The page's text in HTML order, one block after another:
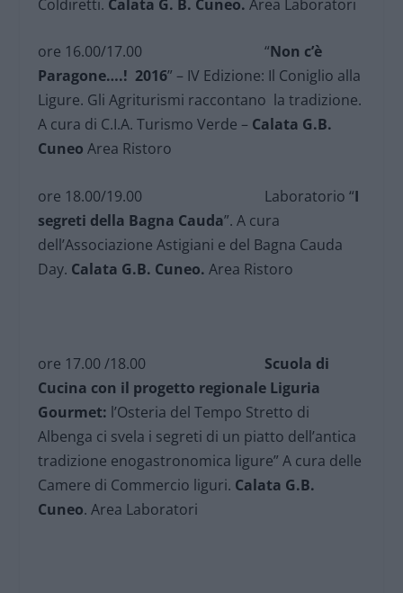
Coldiretti. Calata G. B. Cuneo. Area Laboratori
ore 16.00/17.00 “Non c’è
Paragone….! 2016” – IV Edizione: Il Coniglio alla
Ligure. Gli Agriturismi raccontano la tradizione.
A cura di C.I.A. Turismo Verde – Calata G.B.
Cuneo Area Ristoro
ore 18.00/19.00 Laboratorio “I
segreti della Bagna Cauda”. A cura
dell’Associazione Astigiani e del Bagna Cauda
Day. Calata G.B. Cuneo. Area Ristoro
ore 17.00 /18.00 Scuola di
Cucina con il progetto regionale Liguria
Gourmet: l’Osteria del Tempo Stretto di
Albenga ci svela i segreti di un piatto dell’antica
tradizione enogastronomica ligure” A cura delle
Camere di Commercio liguri. Calata G.B.
Cuneo. Area Laboratori